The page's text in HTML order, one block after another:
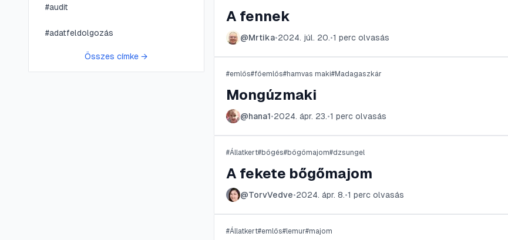
#audit
#adatfeldolgozás
Összes címke →
A fennek
@Mrtika•2024. júl. 20.•1 perc olvasás
#emlős#főemlős#hamvas maki#Madagaszkár
Mongúzmaki
@hana1•2024. ápr. 23.•1 perc olvasás
#Állatkert#bőgés#bőgőmajom#dzsungel
A fekete bőgőmajom
@TorvVedve•2024. ápr. 8.•1 perc olvasás
#Állatkert#emlős#lemur#majom